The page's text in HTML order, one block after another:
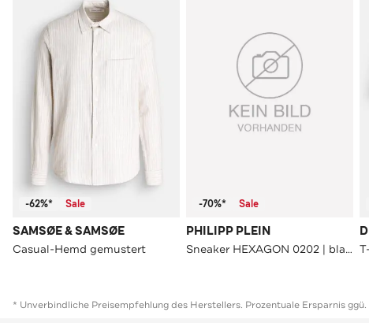
-62%* Sale
SAMSØE & SAMSØE
Casual-Hemd gemustert
-70%* Sale
PHILIPP PLEIN
Sneaker HEXAGON 0202 | black/black
* Unverbindliche Preisempfehlung des Herstellers. Prozentuale Ersparnis